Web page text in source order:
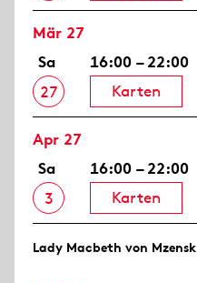
Mär 27
Sa
27
16:00 – 22:00
Karten
Apr 27
Sa
3
16:00 – 22:00
Karten
Lady Macbeth von Mzensk